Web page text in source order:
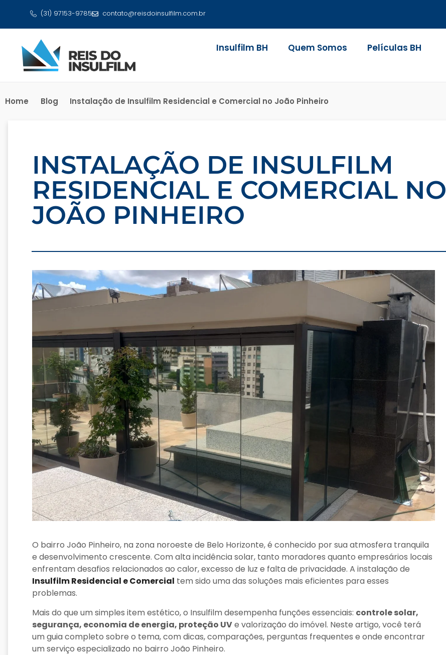
(31) 97153-9785 contato@reisdoinsulfilm.com.br
Insulfilm BH Quem Somos Películas BH
Home Blog Instalação de Insulfilm Residencial e Comercial no João Pinheiro
INSTALAÇÃO DE INSULFILM
RESIDENCIAL E COMERCIAL NO
JOÃO PINHEIRO
O bairro João Pinheiro, na zona noroeste de Belo Horizonte, é conhecido por sua atmosfera tranquila
e desenvolvimento crescente. Com alta incidência solar, tanto moradores quanto empresários locais
enfrentam desafios relacionados ao calor, excesso de luz e falta de privacidade. A instalação de
Insulfilm Residencial e Comercial tem sido uma das soluções mais eficientes para esses
problemas.
Mais do que um simples item estético, o Insulfilm desempenha funções essenciais: controle solar,
segurança, economia de energia, proteção UVe valorização do imóvel. Neste artigo, você terá
um guia completo sobre o tema, com dicas, comparações, perguntas frequentes e onde encontrar
um serviço especializado no bairro João Pinheiro.